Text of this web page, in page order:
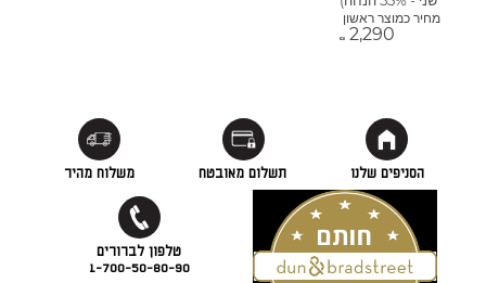
מחיר כמוצר ראשון
₪ 2,290
הסניפים שלנו תשלום מאובטח משלוח מהיר
1-700-50-80-90